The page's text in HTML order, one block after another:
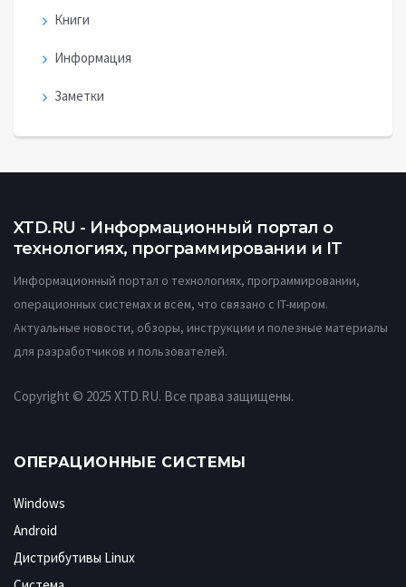
Книги
Информация
Заметки
XTD.RU - Информационный портал о
технологиях, программировании и IT
Информационный портал о технологиях, программировании,
операционных системах и всём, что связано с IT-миром.
Актуальные новости, обзоры, инструкции и полезные материалы
для разработчиков и пользователей.
Copyright © 2025 XTD.RU. Все права защищены.
ОПЕРАЦИОННЫЕ СИСТЕМЫ
Windows
Android
Дистрибутивы Linux